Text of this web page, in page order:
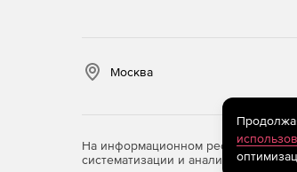
Москва
На информационном ресурсе
систематизации и анализа